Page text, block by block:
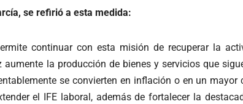
se refirió a esta medida:
continuar con esta misión de recuperar la
la producción de bienes y servicios que
se convierten en inflación o en un
el IFE laboral, además de fortalecer la